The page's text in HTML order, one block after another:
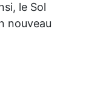
le Sol
nouveau